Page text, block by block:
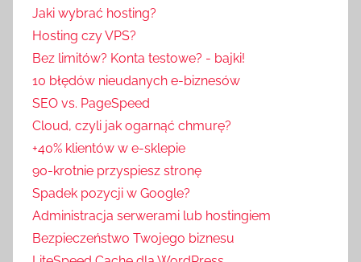
Jaki wybrać hosting?
Hosting czy VPS?
Bez limitów? Konta testowe? - bajki!
10 błędów nieudanych e-biznesów
SEO vs. PageSpeed
Cloud, czyli jak ogarnąć chmurę?
+40% klientów w e-sklepie
90-krotnie przyspiesz stronę
Spadek pozycji w Google?
Administracja serwerami lub hostingiem
Bezpieczeństwo Twojego biznesu